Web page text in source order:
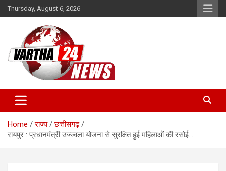
Skip
to
Thursday, August 6, 2026
Vartha 24
Home राज्य
छत्तीसगढ़
रायपुर : प्रधानमंत्री उज्ज्वला योजना से सुरक्षित हुई महिलाओं की रसोई…